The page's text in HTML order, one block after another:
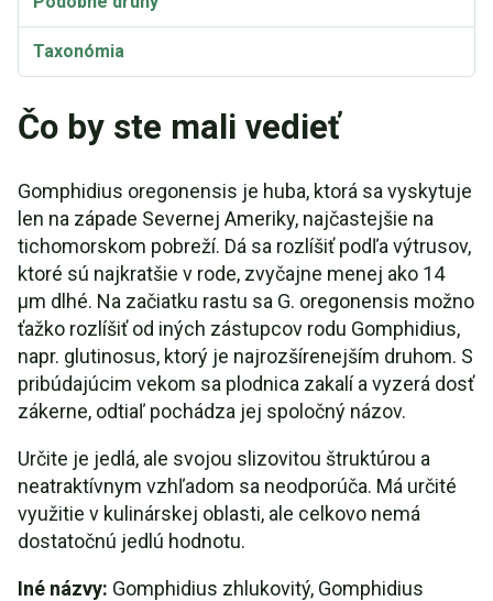
Taxonómia
Čo by ste mali vedieť
Gomphidius oregonensis je huba, ktorá sa vyskytuje
len na západe Severnej Ameriky, najčastejšie na
tichomorskom pobreží. Dá sa rozlíšiť podľa výtrusov,
ktoré sú najkratšie v rode, zvyčajne menej ako 14
µm dlhé. Na začiatku rastu sa G. oregonensis možno
ťažko rozlíšiť od iných zástupcov rodu Gomphidius,
napr. glutinosus, ktorý je najrozšírenejším druhom. S
pribúdajúcim vekom sa plodnica zakalí a vyzerá dosť
zákerne, odtiaľ pochádza jej spoločný názov.
Určite je jedlá, ale svojou slizovitou štruktúrou a
neatraktívnym vzhľadom sa neodporúča. Má určité
využitie v kulinárskej oblasti, ale celkovo nemá
dostatočnú jedlú hodnotu.
Iné názvy: Gomphidius zhlukovitý, Gomphidius